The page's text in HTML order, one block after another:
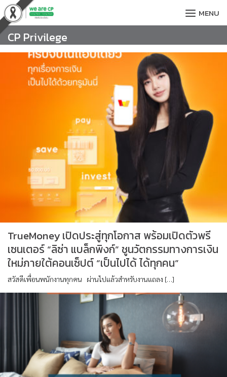
Skip
to
content
MENU
CP Privilege
TrueMoney เปิดประสู่ทุกโอกาส พร้อมเปิดตัวพรี
เซนเตอร์ “ลิซ่า แบล็กพิงก์” ชูนวัตกรรมทางการเงิน
ใหม่ภายใต้คอนเซ็ปต์ “เป็นไปได้ ได้ทุกคน”
สวัสดีเพื่อนพนักงานทุกคน ผ่านไปแล้วสำหรับงานแถลง […]